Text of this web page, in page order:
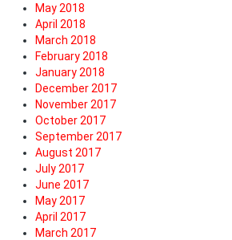
May 2018
April 2018
March 2018
February 2018
January 2018
December 2017
November 2017
October 2017
September 2017
August 2017
July 2017
June 2017
May 2017
April 2017
March 2017